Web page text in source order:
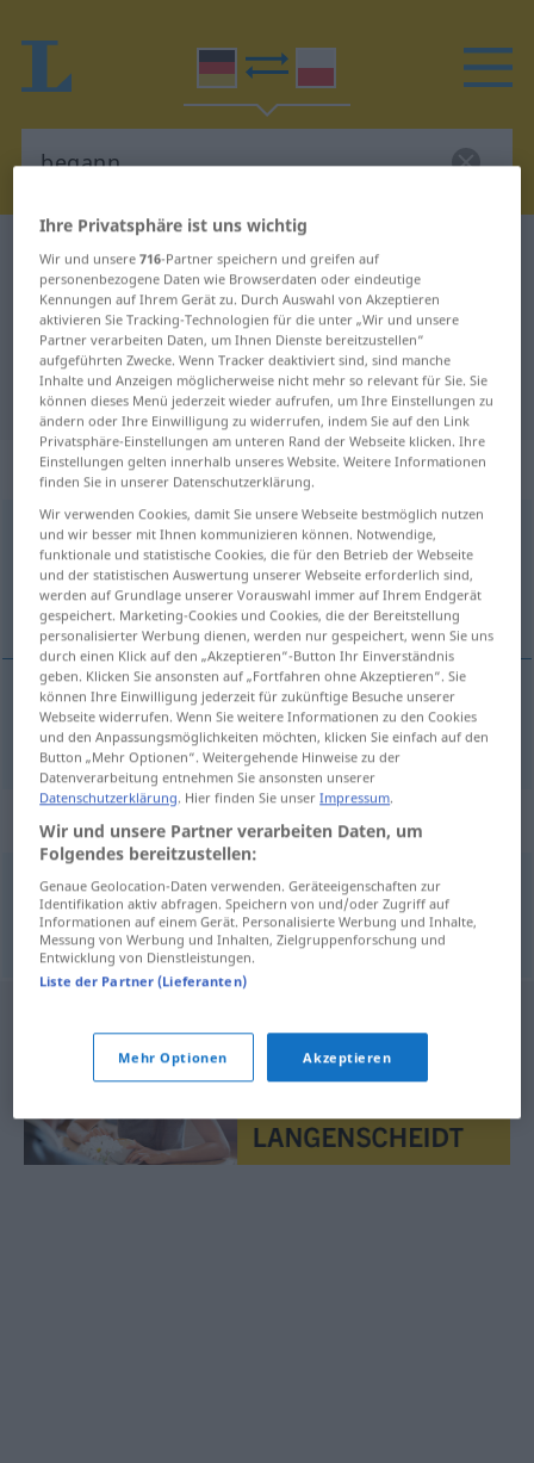
Deutsch-Polnisch Wörterbuch begann
Deutsch-Polnisch Übersetzung für
"begann"
"begann" Polnisch Übersetzung
„begann“
begann, begänne
Übersicht aller Übersetzungen
(Für mehr Details die Übersetzung anklicken/antippen)
begann → siehe „beginnen“
Beispielsätze für "begann"
es begann zuregnen
zacząłpadać deszcz
Ihre Privatsphäre ist uns wichtig
Wir und unsere716-Partner speichern und greifen auf
personenbezogene Daten wie Browserdaten oder eindeutige
Kennungen auf Ihrem Gerät zu. Durch Auswahl von Akzeptieren
aktivieren Sie Tracking-Technologien für die unter „Wir und unsere
Partner verarbeiten Daten, um Ihnen Dienste bereitzustellen“
aufgeführten Zwecke. Wenn Tracker deaktiviert sind, sind manche
Inhalte und Anzeigen möglicherweise nicht mehr so relevant für Sie. Sie
können dieses Menü jederzeit wieder aufrufen, um Ihre Einstellungen zu
ändern oder Ihre Einwilligung zu widerrufen, indem Sie auf den Link
Privatsphäre-Einstellungen am unteren Rand der Webseite klicken. Ihre
Einstellungen gelten innerhalb unseres Website. Weitere Informationen
finden Sie in unserer Datenschutzerklärung.
Wir verwenden Cookies, damit Sie unsere Webseite bestmöglich nutzen
und wir besser mit Ihnen kommunizieren können. Notwendige,
funktionale und statistische Cookies, die für den Betrieb der Webseite
und der statistischen Auswertung unserer Webseite erforderlich sind,
werden auf Grundlage unserer Vorauswahl immer auf Ihrem Endgerät
gespeichert. Marketing-Cookies und Cookies, die der Bereitstellung
personalisierter Werbung dienen, werden nur gespeichert, wenn Sie uns
durch einen Klick auf den „Akzeptieren“-Button Ihr Einverständnis
geben. Klicken Sie ansonsten auf „Fortfahren ohne Akzeptieren“. Sie
können Ihre Einwilligung jederzeit für zukünftige Besuche unserer
Webseite widerrufen. Wenn Sie weitere Informationen zu den Cookies
und den Anpassungsmöglichkeiten möchten, klicken Sie einfach auf den
Button „Mehr Optionen“. Weitergehende Hinweise zu der
Datenverarbeitung entnehmen Sie ansonsten unserer
Datenschutzerklärung. Hier finden Sie unserImpressum.
Wir und unsere Partner verarbeiten Daten, um
Folgendes bereitzustellen:
Genaue Geolocation-Daten verwenden. Geräteeigenschaften zur
Identifikation aktiv abfragen. Speichern von und/oder Zugriff auf
Informationen auf einem Gerät. Personalisierte Werbung und Inhalte,
Messung von Werbung und Inhalten, Zielgruppenforschung und
Entwicklung von Dienstleistungen.
Liste der Partner (Lieferanten)
Mehr Optionen Akzeptieren